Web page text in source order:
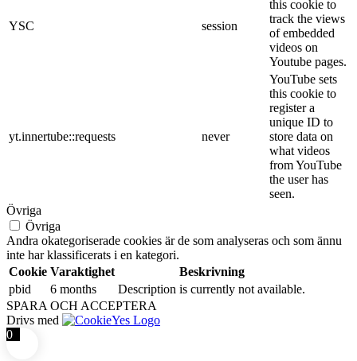
YSC session
this cookie to
track the views
of embedded
videos on
Youtube pages.
yt.innertube::requests never
YouTube sets
this cookie to
register a
unique ID to
store data on
what videos
from YouTube
the user has
seen.
Övriga
Övriga
Andra okategoriserade cookies är de som analyseras och som ännu
inte har klassificerats i en kategori.
Cookie Varaktighet
Beskrivning
pbid
6 months
Description is currently not available.
SPARA OCH ACCEPTERA
Drivs med
0